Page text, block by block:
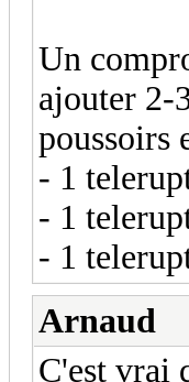
Un
ajouter 2-
poussoirs
- 1
- 1
- 1
Arnaud
C'est vrai